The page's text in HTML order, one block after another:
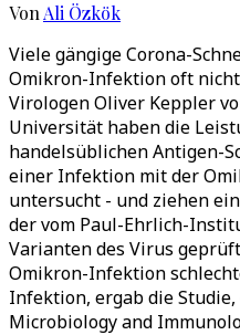
Von Ali Özkök
Viele gängige Corona-
Omikron-Infektion oft
Virologen Oliver Keppler
Universität haben die
handelsüblichen Antigen-
einer Infektion mit der
untersucht - und ziehen
der vom Paul-Ehrlich-
Varianten des Virus
Omikron-Infektion
Infektion, ergab die Studie,
Microbiology and